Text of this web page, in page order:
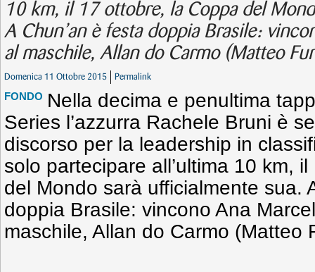
10 km, il 17 ottobre, la Coppa del
A Chun’an è festa doppia Brasile:
al maschile, Allan do Carmo (Matteo
Domenica 11 Ottobre 2015 Permalink
FONDO Nella decima e penultima
Series l’azzurra Rachele Bruni è
discorso per la leadership in
solo partecipare all’ultima 10 km,
del Mondo sarà ufficialmente sua.
doppia Brasile: vincono Ana
maschile, Allan do Carmo (Matteo